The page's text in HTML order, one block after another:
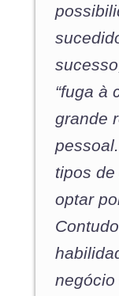
“fuga à
grande
tipos
optar
negócio